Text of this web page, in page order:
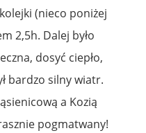
(nieco poniżej
2,5h. Dalej było
dosyć ciepło,
bardzo silny wiatr.
a Kozią
pogmatwany!